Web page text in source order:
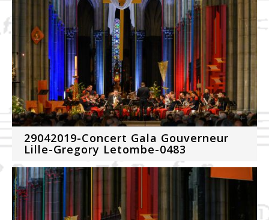
29042019-Concert Gala Gouverneur
Lille-Gregory Letombe-0483